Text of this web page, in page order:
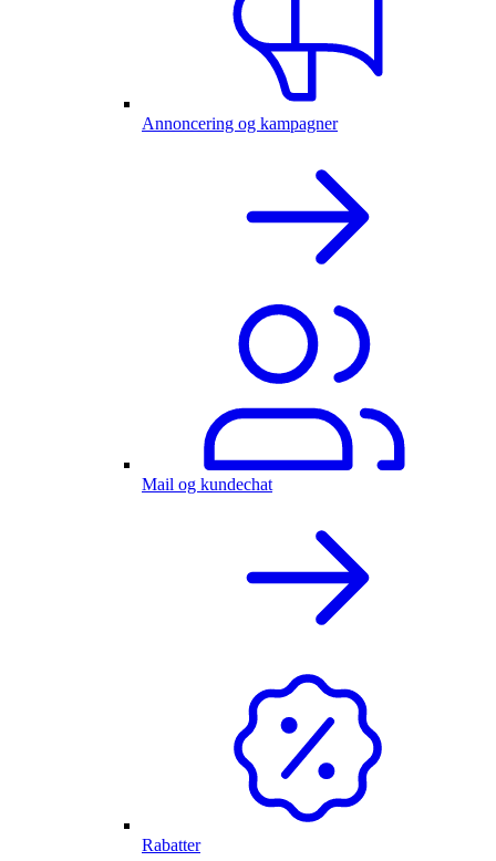
Annoncering og kampagner
Mail og kundechat
Rabatter